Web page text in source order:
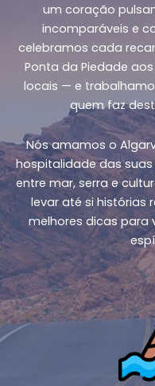
um coração
incomparáveis e
celebramos cada
Ponta da Piedade
locais — e
quem faz
Nós amamos o
hospitalidade das
entre mar, serra e
levar até si histórias
melhores dicas para